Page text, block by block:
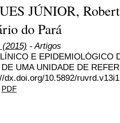
JÚNIOR,
do Pará
(2015) - Artigos
E EPIDEMIOLÓGICO
UMA UNIDADE DE
dx.doi.org/10.5892/
PDF